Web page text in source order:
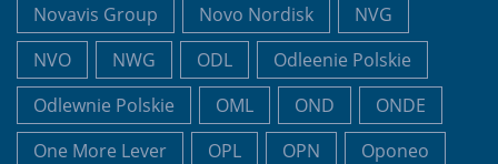
Novavis Group
Novo Nordisk
NVG
NVO
NWG ODL
Odleenie Polskie
Odlewnie Polskie
OML OND
ONDE
One More Lever
OPL OPN
Oponeo